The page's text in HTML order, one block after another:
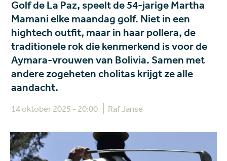
Golf de La Paz, speelt de 54-jarige Martha
Mamani elke maandag golf. Niet in een
hightech outfit, maar in haar pollera, de
traditionele rok die kenmerkend is voor de
Aymara-vrouwen van Bolivia. Samen met
andere zogeheten cholitas krijgt ze alle
aandacht.
14 oktober 2025 - 20:00 Raf Janse